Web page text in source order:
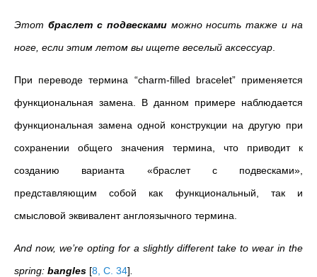
Этот браслет с подвескамиможно носить также и на
ноге, если этим летом вы ищете веселый аксессуар
При переводе термина “charm-filled bracelet” применяется
функциональная замена. В данном примере наблюдается
функциональная замена одной конструкции на другую при
сохранении общего значения термина, что приводит к
созданию варианта «браслет с подвесками»,
представляющим собой как функциональный, так и
смысловой эквивалент англоязычного термина.
And now, we’re opting for a slightly different take to wear in the
spring: bangles [8, C. 34]